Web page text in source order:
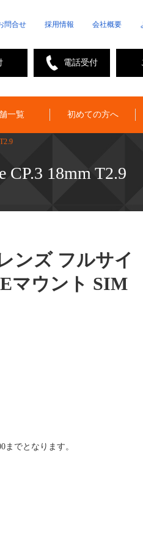
問合せ 採用情報 会社概要
電話受付
一覧 初めての方へ
CP.3 18mm T2.9
ンズ フルサイ
マウント SIM
でとなります。